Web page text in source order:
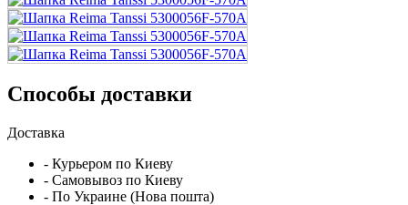
Способы доставки
Доставка
- Курьером по Киеву
- Самовывоз по Киеву
- По Украине (Нова пошта)